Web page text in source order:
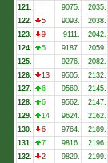
121. 9075. 2035.
122. 5 9093. 2038.
123. 9 9111. 2042.
124. 5 9187. 2059.
125. 9276. 2082.
126. 13 9505. 2132.
127. 6 9560. 2145.
128. 6 9562. 2147.
129. 14 9624. 2162.
130. 6 9764. 2189.
131. 7 9816. 2196.
132. 2 9829. 2199.